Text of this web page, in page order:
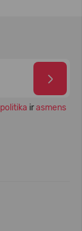
irasmens